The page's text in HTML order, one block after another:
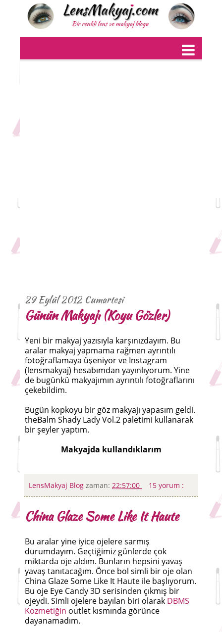
29 Eylül 2012 Cumartesi
Günün Makyajı (Koyu Gözler)
Yeni bir makyaj yazısıyla karşınızdayım. Bu
aralar makyaj yapmama rağmen ayrıntılı
fotoğraflamaya üşeniyor ve Instagram
(lensmakyaj) hesabımdan yayınlıyorum. Yine
de bugünkü makyajımın ayrıntılı fotoğraflarını
çekebildim.
Bugün kopkoyu bir göz makyajı yapasım geldi.
theBalm Shady Lady Vol.2 paletimi kullanarak
bir şeyler yaptım.
Makyajda kullandıklarım
LensMakyaj Blog zaman: 22:57:00 15 yorum :
China Glaze Some Like It Haute
Bu aralar yine iyice ojelere sarmış
durumdayım. Geçtiğimiz günlerde çok
miktarda oje aldım. Bunların hepsini yavaş
yavaş tanıtacağım. Önce bol simli bir oje olan
China Glaze Some Like It Haute ile başlıyorum.
Bu oje Eye Candy 3D serisinden çıkmış bir
ojeydi. Simli ojelere bayılan biri olarak DBMS
Kozmetiğin outlet kısmında görünce
dayanamadım.